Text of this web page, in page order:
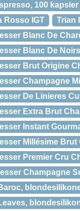
100 kapsler
Rosso IGT
Trian
Blanc De
Blanc De
Brut Origine
Champagne
De Linieres
Extra Brut
Instant
Millésime Brut
Premier Cru
Champagne